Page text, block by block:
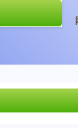
海配资网